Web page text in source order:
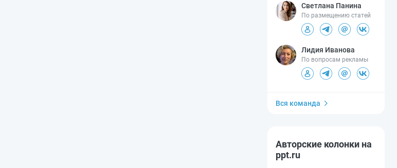
Светлана Панина
По размещению статей
Лидия Иванова
По вопросам рекламы
Вся команда
Авторские колонки на
ppt.ru